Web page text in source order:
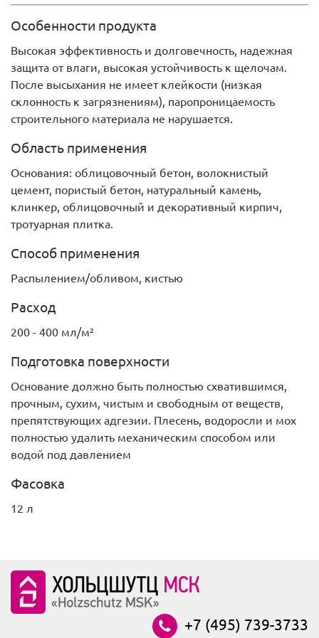
Особенности продукта
Высокая эффективность и долговечность, надежная
защита от влаги, высокая устойчивость к щелочам.
После высыхания не имеет клейкости (низкая
склонность к загрязнениям), паропроницаемость
строительного материала не нарушается.
Область применения
Основания: облицовочный бетон, волокнистый
цемент, пористый бетон, натуральный камень,
клинкер, облицовочный и декоративный кирпич,
тротуарная плитка.
Способ применения
Распылением/обливом, кистью
Расход
200 - 400 мл/м²
Подготовка поверхности
Основание должно быть полностью схватившимся,
прочным, сухим, чистым и свободным от веществ,
препятствующих адгезии. Плесень, водоросли и мох
полностью удалить механическим способом или
водой под давлением
Фасовка
12 л
+7 (495) 739-3733